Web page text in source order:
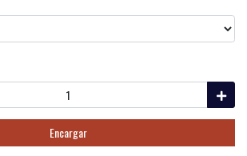
Encargar